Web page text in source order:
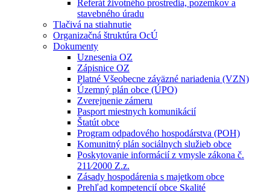
Referát životného prostredia, pozemkov a
stavebného úradu
Tlačivá na stiahnutie
Organizačná štruktúra OcÚ
Dokumenty
Uznesenia OZ
Zápisnice OZ
Platné Všeobecne záväzné nariadenia (VZN)
Územný plán obce (ÚPO)
Zverejnenie zámeru
Pasport miestnych komunikácií
Štatút obce
Program odpadového hospodárstva (POH)
Komunitný plán sociálnych služieb obce
Poskytovanie informácií z vmysle zákona č.
211⁄2000 Z.z.
Zásady hospodárenia s majetkom obce
Prehľad kompetencií obce Skalité